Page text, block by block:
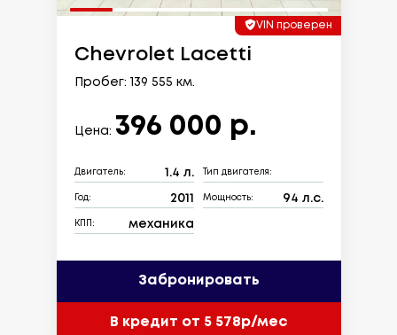
VIN проверен
Chevrolet Lacetti
Пробег: 139 555 км.
Цена: 396 000 р.
Двигатель: 1.4 л. Тип двигателя:
Год: 2011 Мощность: 94 л.с.
КПП: механика
Забронировать
В кредит от 5 578р/мес